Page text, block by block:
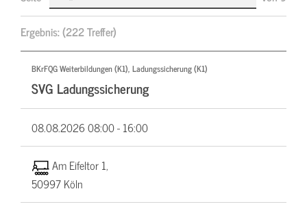
Ergebnis:(222 Treffer)
BKrFQG Weiterbildungen (K1), Ladungssicherung (K1)
SVG Ladungssicherung
08.08.202608:00 - 16:00
Am Eifeltor 1,
50997 Köln